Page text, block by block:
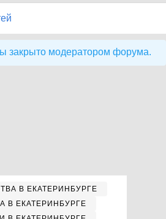
закрыто модератором форума.
В ЕКАТЕРИНБУРГЕ
В ЕКАТЕРИНБУРГЕ